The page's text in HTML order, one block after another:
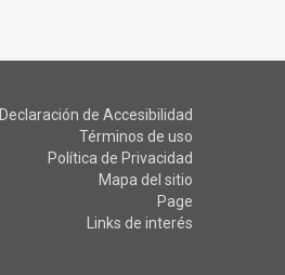
Declaración de Accesibilidad
Términos de uso
Política de Privacidad
Mapa del sitio
Page
Links de interés